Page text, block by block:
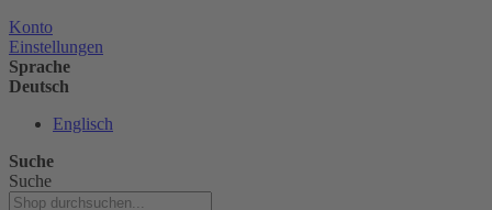
Konto
Einstellungen
Sprache
Deutsch
Englisch
Suche
Suche